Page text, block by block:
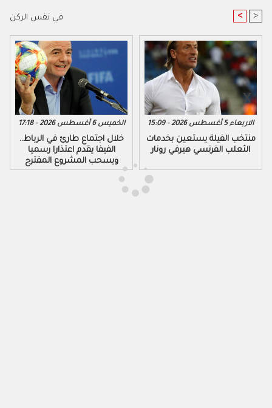
في نفس الركن < >
الخميس 6 أغسطس 2026 - 17:18
خلال اجتماع طارئ في الرباط..
الفيفا يقدم اعتذارا رسميا
ويسحب المشروع المقترح
الاربعاء 5 أغسطس 2026 - 15:09
منتخب الفيلة يستعين بخدمات
الثعلب الفرنسي هيرفي رونار